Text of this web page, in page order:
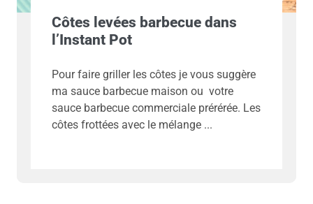
Côtes levées barbecue dans
l’Instant Pot
Pour faire griller les côtes je vous suggère
ma sauce barbecue maison ou votre
sauce barbecue commerciale prérérée. Les
côtes frottées avec le mélange